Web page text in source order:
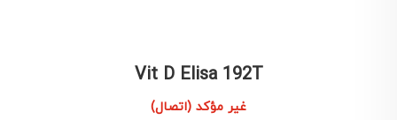
Vit D Elisa 192T
غير مؤكد (اتصال)